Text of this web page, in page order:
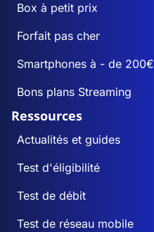
Box à petit prix
Forfait pas cher
Smartphones à - de 200€
Bons plans Streaming
Ressources
Actualités et guides
Test d'éligibilité
Test de débit
Test de réseau mobile